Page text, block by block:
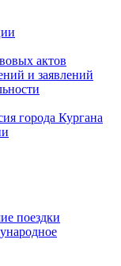
актов
и заявлений
города Кургана
поездки